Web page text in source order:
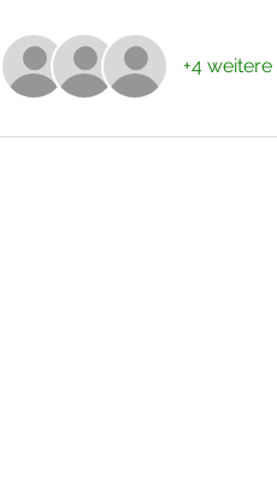
+4 weitere